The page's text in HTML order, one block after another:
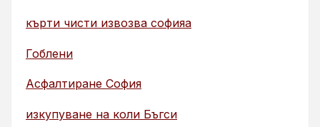
кърти чисти извозва софияа
Гоблени
Асфалтиране София
изкупуване на коли Бъгси